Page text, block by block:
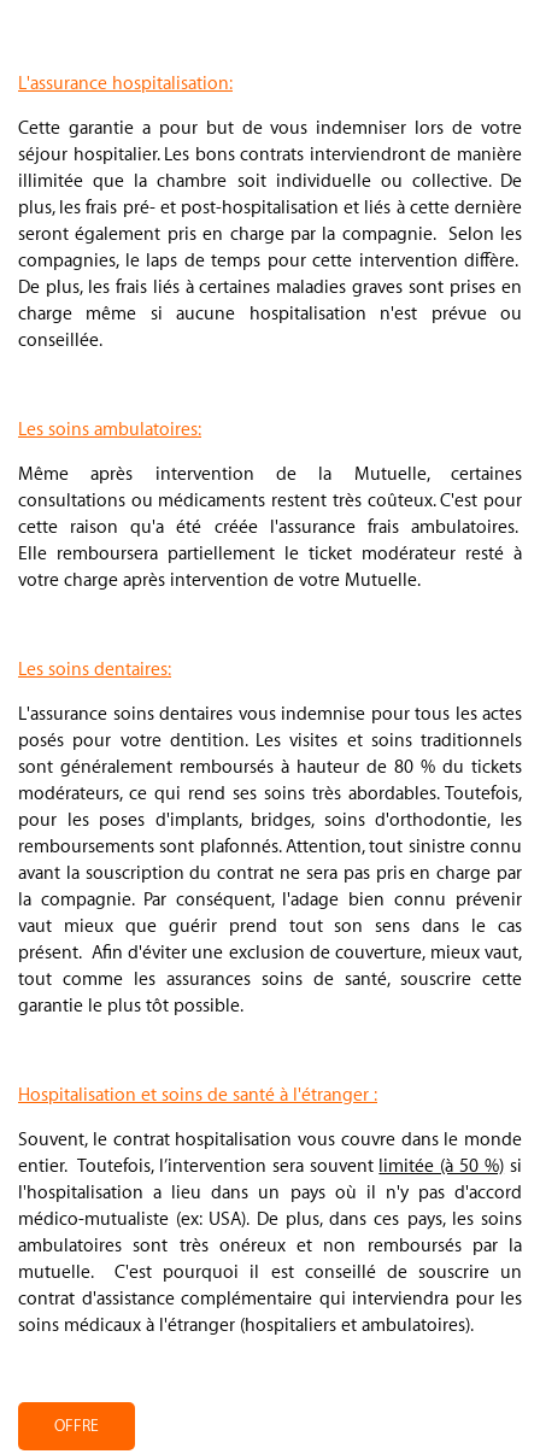
L'assurance hospitalisation:
Cette garantie a pour but de vous indemniser lors de votre
séjour hospitalier. Les bons contrats interviendront de manière
illimitée que la chambre soit individuelle ou collective. De
plus, les frais pré- et post-hospitalisation et liés à cette dernière
seront également pris en charge par la compagnie. Selon les
compagnies, le laps de temps pour cette intervention diffère.
De plus, les frais liés à certaines maladies graves sont prises en
charge même si aucune hospitalisation n'est prévue ou
conseillée.
Les soins ambulatoires:
Même après intervention de la Mutuelle, certaines
consultations ou médicaments restent très coûteux. C'est pour
cette raison qu'a été créée l'assurance frais ambulatoires.
Elle remboursera partiellement le ticket modérateur resté à
votre charge après intervention de votre Mutuelle.
Les soins dentaires:
L'assurance soins dentaires vous indemnise pour tous les actes
posés pour votre dentition. Les visites et soins traditionnels
sont généralement remboursés à hauteur de 80 % du tickets
modérateurs, ce qui rend ses soins très abordables. Toutefois,
pour les poses d'implants, bridges, soins d'orthodontie, les
remboursements sont plafonnés. Attention, tout sinistre connu
avant la souscription du contrat ne sera pas pris en charge par
la compagnie. Par conséquent, l'adage bien connu prévenir
vaut mieux que guérir prend tout son sens dans le cas
présent. Afin d'éviter une exclusion de couverture, mieux vaut,
tout comme les assurances soins de santé, souscrire cette
garantie le plus tôt possible.
Hospitalisation et soins de santé à l'étranger :
Souvent, le contrat hospitalisation vous couvre dans le monde
entier. Toutefois, l’intervention sera souvent limitée (à 50 %) si
l'hospitalisation a lieu dans un pays où il n'y pas d'accord
médico-mutualiste (ex: USA). De plus, dans ces pays, les soins
ambulatoires sont très onéreux et non remboursés par la
mutuelle. C'est pourquoi il est conseillé de souscrire un
contrat d'assistance complémentaire qui interviendra pour les
soins médicaux à l'étranger (hospitaliers et ambulatoires).
OFFRE